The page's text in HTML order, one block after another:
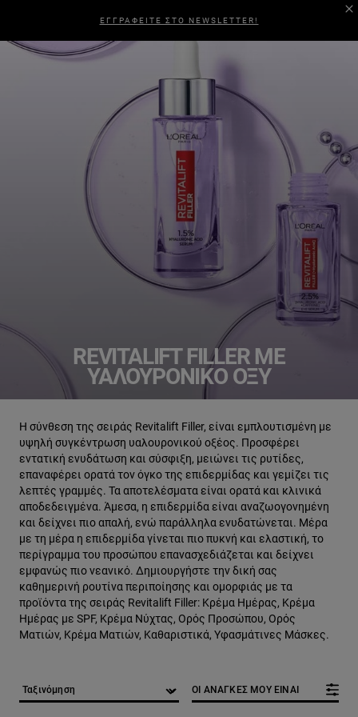
ΕΓΓΡΑΦΕΙΤΕ ΣΤΟ NEWSLETTER!
REVITALIFT FILLER ΜΕ
ΥΑΛΟΥΡΟΝΙΚΌ ΟΞΎ
Η σύνθεση της σειράς Revitalift Filler, είναι εμπλουτισμένη με
υψηλή συγκέντρωση υαλουρονικού οξέος. Προσφέρει
εντατική ενυδάτωση και σύσφιξη, μειώνει τις ρυτίδες,
επαναφέρει ορατά τον όγκο της επιδερμίδας και γεμίζει τις
λεπτές γραμμές. Τα αποτελέσματα είναι ορατά και κλινικά
αποδεδειγμένα. Άμεσα, η επιδερμίδα είναι αναζωογονημένη
και δείχνει πιο απαλή, ενώ παράλληλα ενυδατώνεται. Μέρα
με τη μέρα η επιδερμίδα γίνεται πιο πυκνή και ελαστική, το
περίγραμμα του προσώπου επανασχεδιάζεται και δείχνει
εμφανώς πιο νεανικό. Δημιουργήστε την δική σας
καθημερινή ρουτίνα περιποίησης και ομορφιάς με τα
προϊόντα της σειράς Revitalift Filler: Κρέμα Ημέρας, Κρέμα
Ημέρας με SPF, Κρέμα Νύχτας, Ορός Προσώπου, Ορός
Ματιών, Κρέμα Ματιών, Καθαριστικά, Υφασμάτινες Μάσκες.
ΟΙ ΑΝΑΓΚΕΣ ΜΟΥ ΕΙΝΑΙ